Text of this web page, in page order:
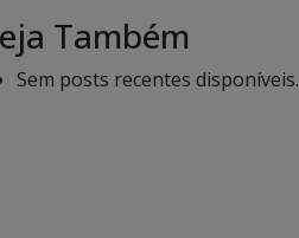
Também
Sem posts recentes disponíveis.